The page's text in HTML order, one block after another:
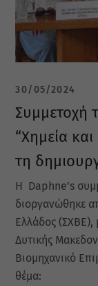
30/05/2024
Συμμετοχή
“Χημεία
τη
Η Daphne’s
διοργανώθηκε
Ελλάδος (ΣΧΒΕ),
Δυτικής
Βιομηχανικό
θέμα: